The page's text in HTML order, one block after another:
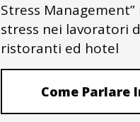
Stress
stress nei lavoratori
ristoranti ed hotel
Come Parlare